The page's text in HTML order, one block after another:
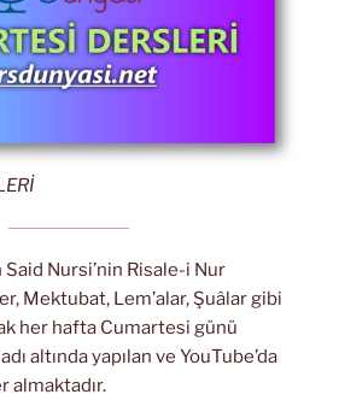
Nursi’nin Risale-i Nur
Mektubat, Lem’alar, Şuâlar gibi
her hafta Cumartesi günü
altında yapılan ve YouTube’da
almaktadır.